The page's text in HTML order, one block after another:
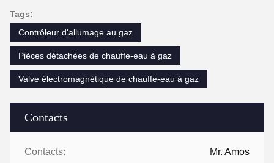
Contacts
Contacts: Mr. Amos
Tags:
Contrôleur d'allumage au gaz
Pièces détachées de chauffe-eau à gaz
Valve électromagnétique de chauffe-eau à gaz